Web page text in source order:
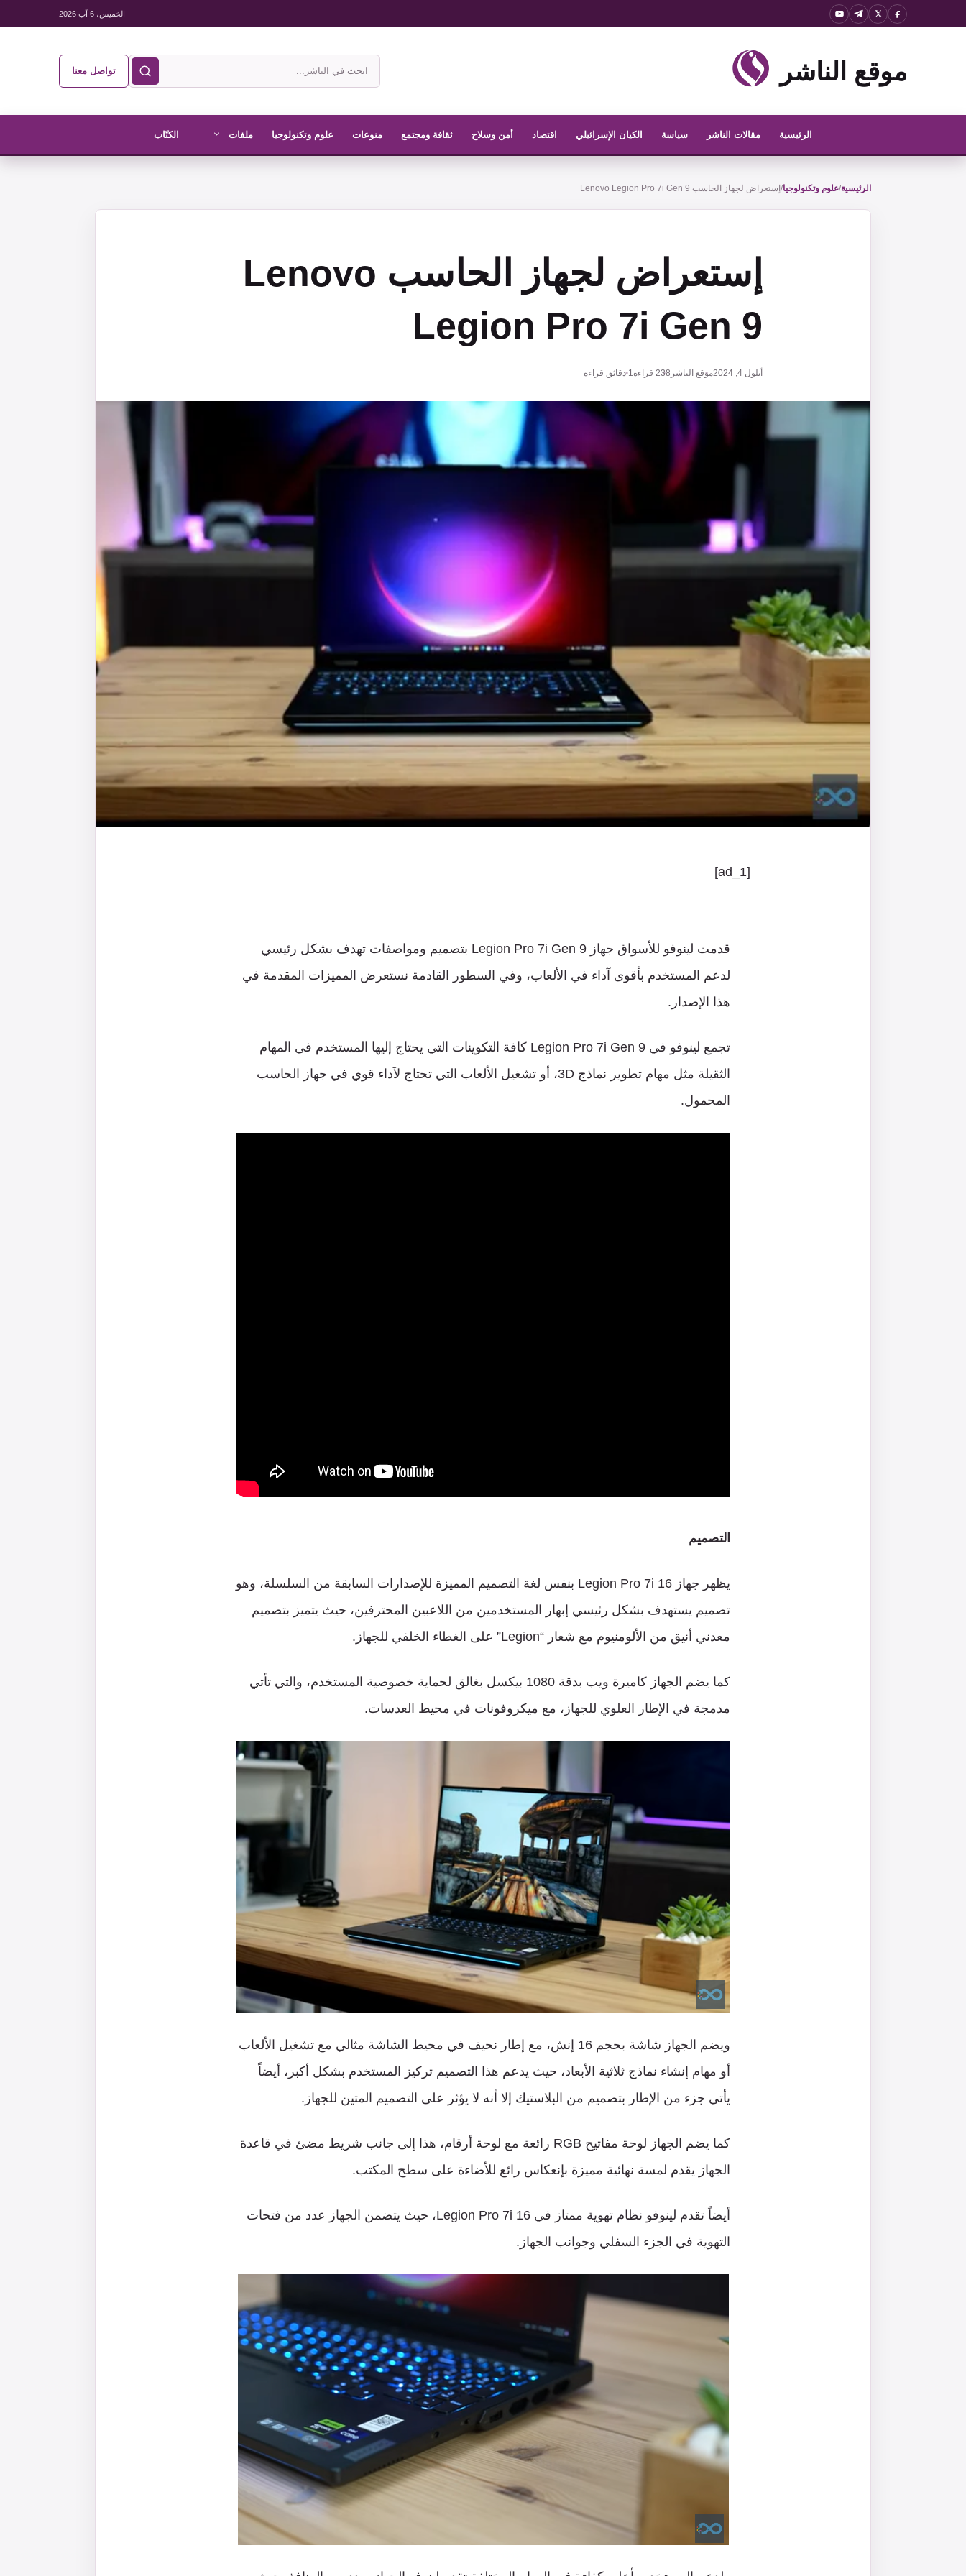
الخميس، 6 آب 2026
موقع الناشر
ابحث
في
الناشر
تواصل معنا
الرئيسية مقالات الناشر سياسة الكيان الإسرائيلي اقتصاد أمن وسلاح ثقافة ومجتمع منوعات علوم وتكنولوجيا ملفات الكتّاب
الرئيسية/علوم وتكنولوجيا/ إستعراض لجهاز الحاسب Lenovo Legion Pro 7i Gen 9
إستعراض لجهاز الحاسب Lenovo
Legion Pro 7i Gen 9
أيلول 4, 2024 موقع الناشر 238 قراءة1 دقائق قراءة
[ad_1]
قدمت لينوفو للأسواق جهاز Legion Pro 7i Gen 9 بتصميم ومواصفات تهدف بشكل رئيسي
لدعم المستخدم بأقوى آداء في الألعاب، وفي السطور القادمة نستعرض المميزات المقدمة في
هذا الإصدار.
تجمع لينوفو في Legion Pro 7i Gen 9 كافة التكوينات التي يحتاج إليها المستخدم في المهام
الثقيلة مثل مهام تطوير نماذج 3D، أو تشغيل الألعاب التي تحتاج لآداء قوي في جهاز الحاسب
المحمول.
التصميم
يظهر جهاز Legion Pro 7i 16 بنفس لغة التصميم المميزة للإصدارات السابقة من السلسلة، وهو
تصميم يستهدف بشكل رئيسي إبهار المستخدمين من اللاعبين المحترفين، حيث يتميز بتصميم
معدني أنيق من الألومنيوم مع شعار “Legion” على الغطاء الخلفي للجهاز.
كما يضم الجهاز كاميرة ويب بدقة 1080 بيكسل بغالق لحماية خصوصية المستخدم، والتي تأتي
مدمجة في الإطار العلوي للجهاز، مع ميكروفونات في محيط العدسات.
ويضم الجهاز شاشة بحجم 16 إنش، مع إطار نحيف في محيط الشاشة مثالي مع تشغيل الألعاب
أو مهام إنشاء نماذج ثلاثية الأبعاد، حيث يدعم هذا التصميم تركيز المستخدم بشكل أكبر، أيضاً
يأتي جزء من الإطار بتصميم من البلاستيك إلا أنه لا يؤثر على التصميم المتين للجهاز.
كما يضم الجهاز لوحة مفاتيح RGB رائعة مع لوحة أرقام، هذا إلى جانب شريط مضئ في قاعدة
الجهاز يقدم لمسة نهائية مميزة بإنعكاس رائع للأضاءة على سطح المكتب.
أيضاً تقدم لينوفو نظام تهوية ممتاز في Legion Pro 7i 16، حيث يتضمن الجهاز عدد من فتحات
التهوية في الجزء السفلي وجوانب الجهاز.